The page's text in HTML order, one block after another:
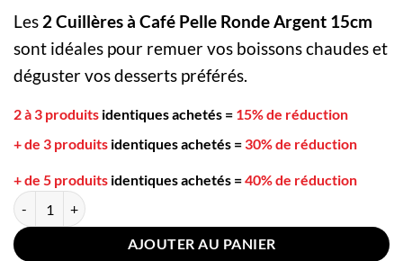
Les 2 Cuillères à Café Pelle Ronde Argent 15cm
sont idéales pour remuer vos boissons chaudes et
déguster vos desserts préférés.
2 à 3 produits identiques achetés = 15% de réduction
+ de 3 produits identiques achetés = 30% de réduction
+ de 5 produits identiques achetés =40% de réduction
quantité de 2 Cuillères à Café Pelle Ronde Argent 15cm
AJOUTER AU PANIER